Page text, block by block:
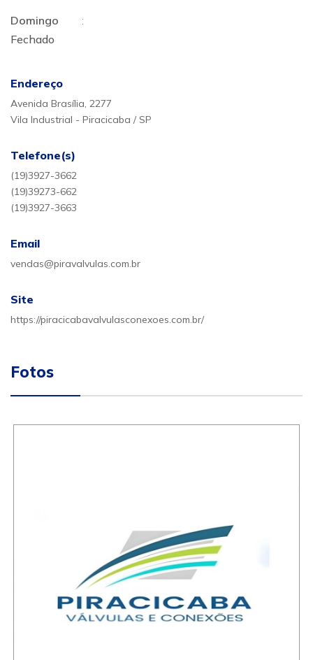
Domingo
:
Fechado
Endereço
Avenida Brasília, 2277
Vila Industrial - Piracicaba / SP
Telefone(s)
(19)3927-3662
(19)39273-662
(19)3927-3663
Email
vendas@piravalvulas.com.br
Site
https://piracicabavalvulasconexoes.com.br/
Fotos